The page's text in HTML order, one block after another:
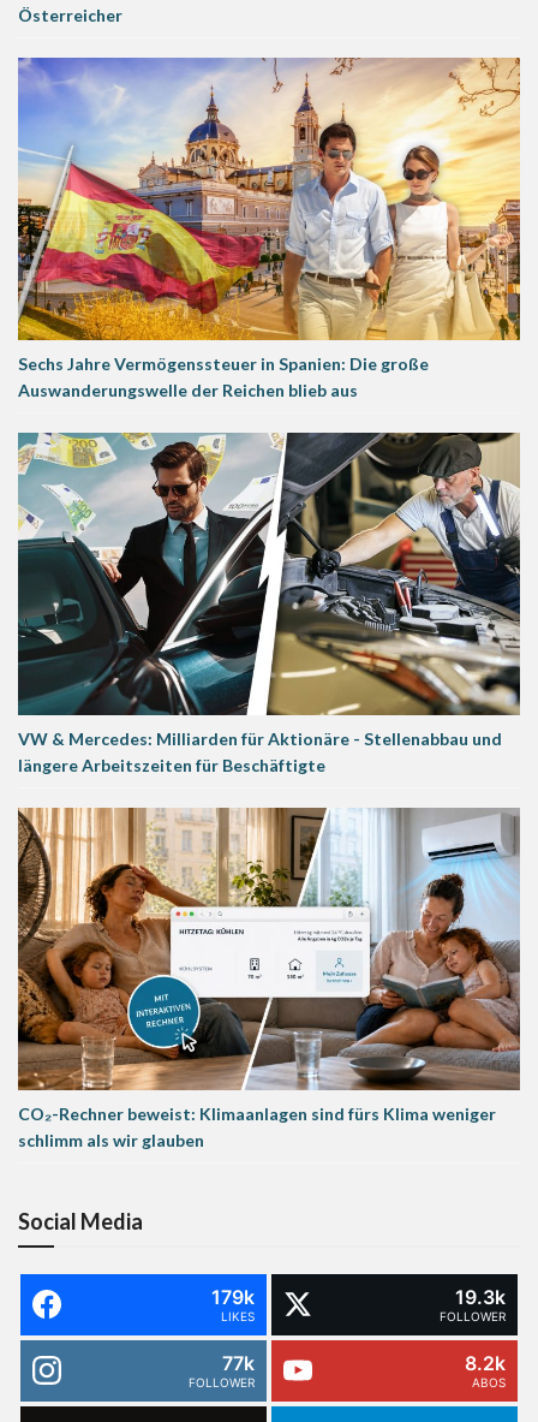
Österreicher
Sechs Jahre Vermögenssteuer in Spanien: Die große
Auswanderungswelle der Reichen blieb aus
VW & Mercedes: Milliarden für Aktionäre - Stellenabbau und
längere Arbeitszeiten für Beschäftigte
CO₂-Rechner beweist: Klimaanlagen sind fürs Klima weniger
schlimm als wir glauben
Social Media
179k
LIKES
19.3k
FOLLOWER
77k
FOLLOWER
8.2k
ABOS